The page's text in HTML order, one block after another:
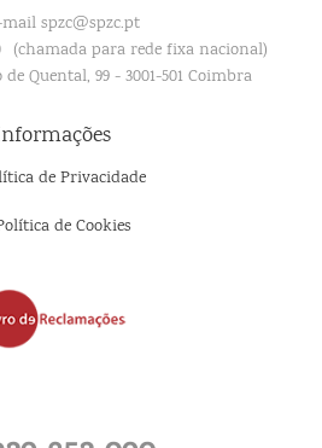
spzc@spzc.pt
(chamada para rede fixa nacional)
Quental, 99 - 3001-501 Coimbra
de Privacidade
de Cookies